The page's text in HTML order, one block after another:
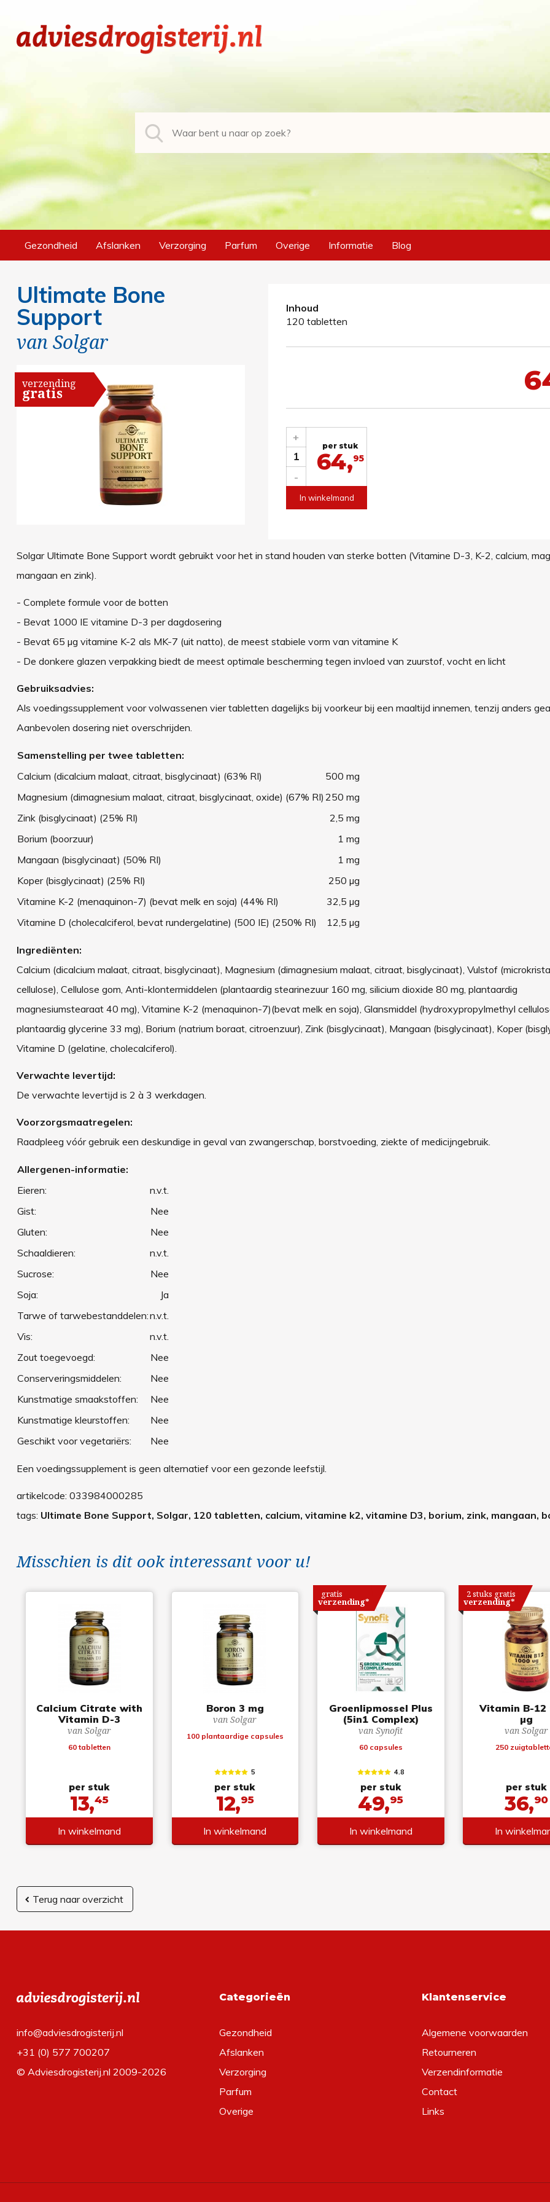
Gezondheid Afslanken Verzorging Parfum Overige Informatie Blog
Ultimate Bone
Support
vanSolgar
verzending
gratis
Inhoud
120 tabletten
1
-
+
per stuk
64,95
In winkelmand
Solgar Ultimate Bone Support wordt gebruikt voor het in stand houden van sterke botten (Vitamine D-3, K-2, calcium,
mangaan en zink).
- Complete formule voor de botten
- Bevat 1000 IE vitamine D-3 per dagdosering
- Bevat 65 µg vitamine K-2 als MK-7 (uit natto), de meest stabiele vorm van vitamine K
- De donkere glazen verpakking biedt de meest optimale bescherming tegen invloed van zuurstof, vocht en licht
Gebruiksadvies:
Als voedingssupplement voor volwassenen vier tabletten dagelijks bij voorkeur bij een maaltijd innemen, tenzij anders
Aanbevolen dosering niet overschrijden.
Samenstelling per twee tabletten:
Calcium (dicalcium malaat, citraat, bisglycinaat) (63% RI)
500 mg
Magnesium (dimagnesium malaat, citraat, bisglycinaat, oxide) (67% RI) 250 mg
Zink (bisglycinaat) (25% RI)
2,5 mg
Borium (boorzuur)
1 mg
Mangaan (bisglycinaat) (50% RI)
1 mg
Koper (bisglycinaat) (25% RI)
250 µg
Vitamine K-2 (menaquinon-7) (bevat melk en soja) (44% RI)
32,5 µg
Vitamine D (cholecalciferol, bevat rundergelatine) (500 IE) (250% RI)
12,5 µg
Ingrediënten:
Calcium (dicalcium malaat, citraat, bisglycinaat), Magnesium (dimagnesium malaat, citraat, bisglycinaat), Vulstof
cellulose), Cellulose gom, Anti-klontermiddelen (plantaardig stearinezuur 160 mg, silicium dioxide 80 mg, plantaardig
magnesiumstearaat 40 mg), Vitamine K-2 (menaquinon-7)(bevat melk en soja), Glansmiddel (hydroxypropylmethyl
plantaardig glycerine 33 mg), Borium (natrium boraat, citroenzuur), Zink (bisglycinaat), Mangaan (bisglycinaat), Koper
Vitamine D (gelatine, cholecalciferol).
Verwachte levertijd:
De verwachte levertijd is 2 à 3 werkdagen.
Voorzorgsmaatregelen:
Raadpleeg vóór gebruik een deskundige in geval van zwangerschap, borstvoeding, ziekte of medicijngebruik.
Allergenen-informatie:
Eieren:
n.v.t.
Gist:
Nee
Gluten:
Nee
Schaaldieren:
n.v.t.
Sucrose:
Nee
Soja:
Ja
Tarwe of tarwebestanddelen:n.v.t.
Vis:
n.v.t.
Zout toegevoegd:
Nee
Conserveringsmiddelen:
Nee
Kunstmatige smaakstoffen:
Nee
Kunstmatige kleurstoffen:
Nee
Geschikt voor vegetariërs:
Nee
Een voedingssupplement is geen alternatief voor een gezonde leefstijl.
artikelcode: 033984000285
tags: Ultimate Bone Support, Solgar, 120 tabletten, calcium, vitamine k2, vitamine D3, borium, zink, mangaan,
Misschien is dit ook interessant voor u!
Calcium Citrate with
Vitamin D-3
van Solgar
60 tabletten
per stuk
13,45
In winkelmand
Boron 3 mg
van Solgar
100 plantaardige capsules
5
per stuk
12,95
In winkelmand
Groenlipmossel Plus
(5in1 Complex)
van Synofit
60 capsules
gratis
verzending*
4.8
per stuk
49,95
In winkelmand
Vitamin B-12
µg
van Solgar
250
2 stuks gratis
verzending*
per stuk
36,90
In
Terug naar overzicht
info@adviesdrogisterij.nl
+31 (0) 577 700207
© Adviesdrogisterij.nl 2009-2026
Categorieën
Gezondheid
Afslanken
Verzorging
Parfum
Overige
Klantenservice
Algemene voorwaarden
Retourneren
Verzendinformatie
Contact
Links